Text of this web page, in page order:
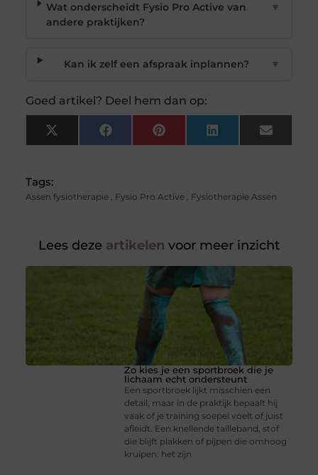
Wat onderscheidt Fysio Pro Active van
andere praktijken?
▼
Kan ik zelf een afspraak inplannen? ▼
Goed artikel? Deel hem dan op:
X
(Twitter)
FacebookPinterest LinkedIn Email
Tags:
Assen fysiotherapie, Fysio Pro Active, Fysiotherapie Assen
Lees deze artikelen voor meer inzicht
Zo kies je een sportbroek die je
lichaam echt ondersteunt
Een sportbroek lijkt misschien een
detail, maar in de praktijk bepaalt hij
vaak of je training soepel voelt of juist
afleidt. Een knellende tailleband, stof
die blijft plakken of pijpen die omhoog
kruipen: het zijn